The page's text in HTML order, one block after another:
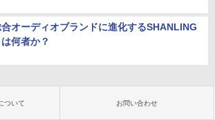
オーディオブランドに進化するSHANLING
は何者か？
ついて お問い合わせ